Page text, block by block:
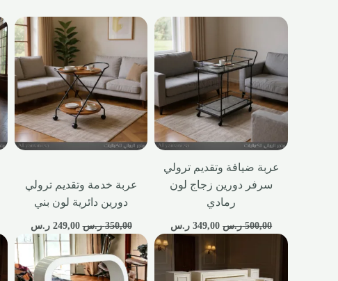
عربة ضيافة وتقديم ترولي
سرفر دورين زجاج لون
رمادي
500,00 ر.س 349,00 ر.س
عربة خدمة وتقديم ترولي
دورين دائرية لون بني
350,00 ر.س 249,00 ر.س